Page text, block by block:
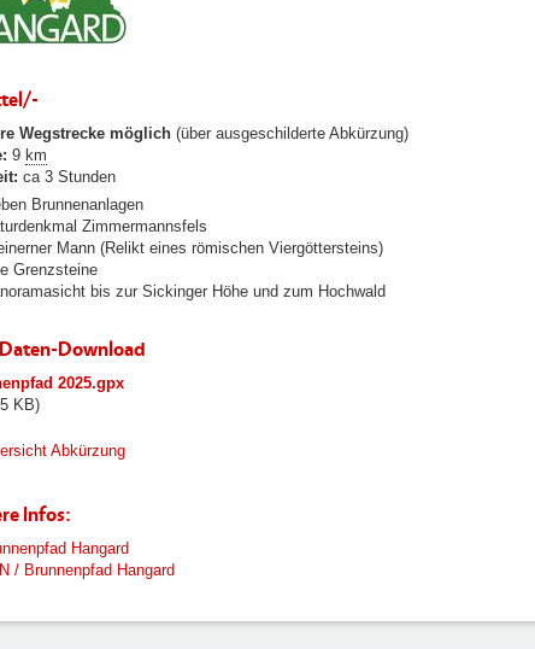
Wegstrecke möglich (über ausgeschilderte Abkürzung)
9 km
ca 3 Stunden
Brunnenanlagen
Zimmermannsfels
Mann (Relikt eines römischen Viergöttersteins)
Grenzsteine
bis zur Sickinger Höhe und zum Hochwald
Download
2025.gpx
KB)
Abkürzung
Infos:
Hangard
/ Brunnenpfad Hangard